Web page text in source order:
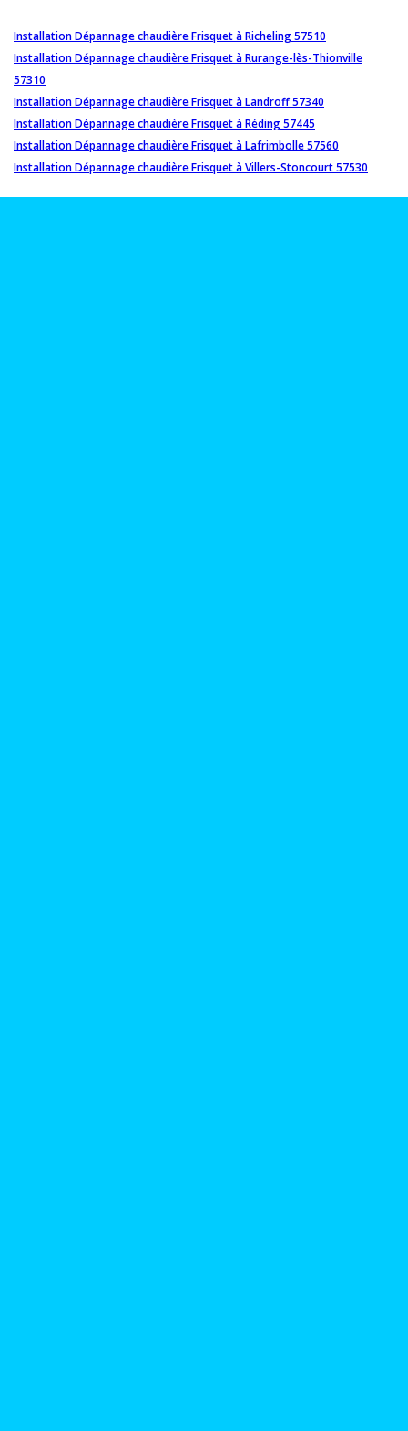
Installation Dépannage chaudière Frisquet à Richeling 57510
Installation Dépannage chaudière Frisquet à Rurange-lès-Thionville
57310
Installation Dépannage chaudière Frisquet à Landroff 57340
Installation Dépannage chaudière Frisquet à Réding 57445
Installation Dépannage chaudière Frisquet à Lafrimbolle 57560
Installation Dépannage chaudière Frisquet à Villers-Stoncourt 57530